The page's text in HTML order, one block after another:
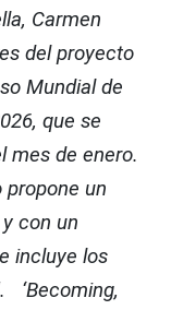
Carmen
del proyecto
Mundial de
que se
mes de enero.
propone un
con un
incluye los
‘Becoming,